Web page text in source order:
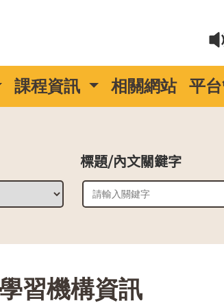
課程資訊 相關網站 平
標題/內文關鍵字
學習機構資訊